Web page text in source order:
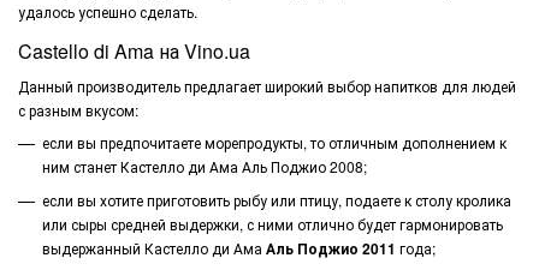
удалось успешно сделать.
Castello di Ama на Vino.ua
Данный производитель предлагает широкий выбор напитков для людей
с разным вкусом:
если вы предпочитаете морепродукты, то отличным дополнением к
ним станет Кастелло ди Ама Аль Поджио 2008;
если вы хотите приготовить рыбу или птицу, подаете к столу кролика
или сыры средней выдержки, с ними отлично будет гармонировать
выдержанный Кастелло ди Ама Аль Поджио 2011 года;